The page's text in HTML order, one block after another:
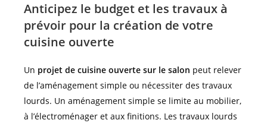
Anticipez le budget et les travaux à
prévoir pour la création de votre
cuisine ouverte
Un projet de cuisine ouverte sur le salon peut relever
de l’aménagement simple ou nécessiter des travaux
lourds. Un aménagement simple se limite au mobilier,
à l’électroménager et aux finitions. Les travaux lourds